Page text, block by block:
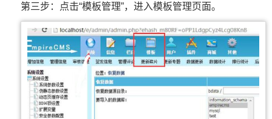
第三步：点击“模板管理”，进入模板管理页面。